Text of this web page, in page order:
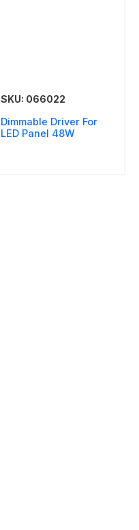
SKU: 066022
Dimmable Driver For
LED Panel 48W